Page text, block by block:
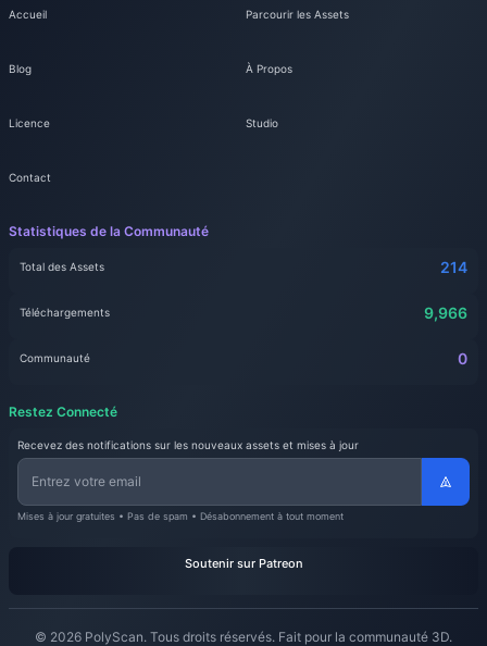
Accueil Parcourir les Assets
Blog À Propos
Licence Studio
Contact
Statistiques de la Communauté
Total des Assets 214
Téléchargements 9,966
Communauté 0
Restez Connecté
Recevez des notifications sur les nouveaux assets et mises à jour
Mises à jour gratuites • Pas de spam • Désabonnement à tout moment
Soutenir sur Patreon
© 2026 PolyScan. Tous droits réservés. Fait pour la communauté 3D.